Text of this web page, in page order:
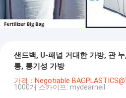
샌드백, U-패널 거대한 가방, 관
통, 통기성 가방
가격：Negotiable
1000개 스카이프: mydearneil